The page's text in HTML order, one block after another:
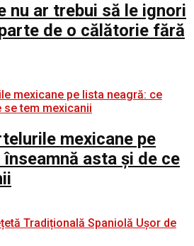
nu ar trebui să le ignori
de o călătorie fără
mexicane pe
înseamnă asta și de ce